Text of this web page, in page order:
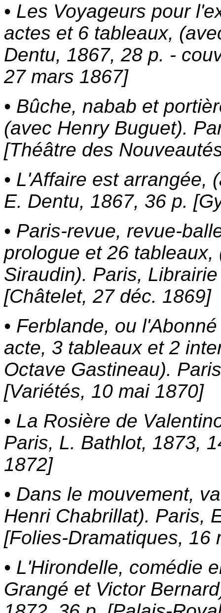
• Les Voyageurs pour
actes et 6 tableaux,
Dentu, 1867, 28 p. -
27 mars 1867]
• Bûche, nabab et
(avec Henry Buguet).
[Théâtre des
• L'Affaire est arrangée,
E. Dentu, 1867, 36 p.
• Paris-revue, revue-
prologue et 26
Siraudin). Paris,
[Châtelet, 27 déc. 1869]
• Ferblande, ou
acte, 3 tableaux et 2
Octave Gastineau).
[Variétés, 10 mai 1870]
• La Rosière de
Paris, L. Bathlot, 1873,
1872]
• Dans le mouvement,
Henri Chabrillat). Paris,
[Folies-Dramatiques, 16
• L'Hirondelle, comédie
Grangé et Victor